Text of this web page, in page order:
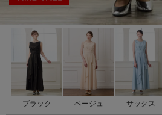
ブラック ベージュ サックス